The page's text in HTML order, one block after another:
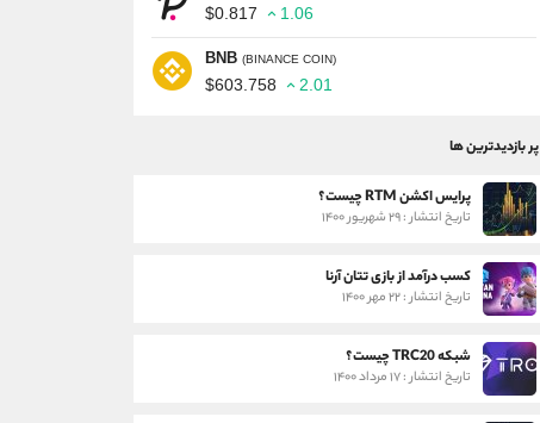
$0.817 1.06
BNB (BINANCE COIN)
$603.758 2.01
پر بازدیدترین ها
پرایس اکشن RTM چیست؟
تاریخ انتشار : ۲۹ شهریور ۱۴۰۰
کسب درآمد از بازی تتان آرنا
تاریخ انتشار : ۲۲ مهر ۱۴۰۰
شبکه TRC20 چیست؟
تاریخ انتشار : ۱۷ مرداد ۱۴۰۰